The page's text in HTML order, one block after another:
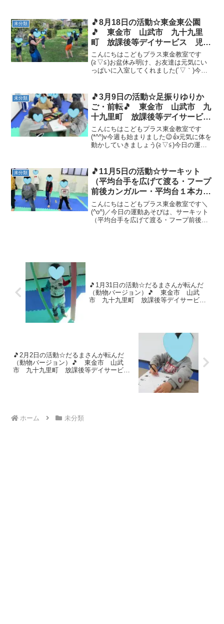
が、お友達と会うと、ブロックなどで仲
良く遊べていました...
未分類
🎵8月18日の活動☆東金東公園
🎵 東金市 山武市 九十九里
町 放課後等デイサービス 児童
発達支援 運動療育 教室見学
こんにちはこどもプラス東金教室です
(≧▽≦)お盆休み明け、お友達は元気にい
っぱいに入室してくれました(´▽｀)今日
びを楽しみました✨✨また、やりましょう
ね(⋈◍...
未分類
🎵3月9日の活動☆足振りゆりか
ご・前転🎵 東金市 山武市 九
十九里町 放課後等デイサービ
ス 児童発達支援 運動療育 教
室見学
こんにちはこどもプラス東金教室です
(*^^)v今週も始まりました😉👍元気に体を
動かしていきましょう(≧▽≦)今日の運動
起き上がります！難しいお友達は、スタ
ッフの補助で起...
未分類
🎵11月5日の活動☆サーキット
（平均台手を広げて渡る・フープ
前後カンガルー・平均台１本カニ
歩き）🎵 東金市 山武市 九十
九里町 放課後等デイサービス
児童発達支援 運動療育 教室見
こんにちはこどもプラス東金教室です＼
(^o^)／今日の運動あそびは、サーキット
（平均台手を広げて渡る・フープ前後カ
🎵1月31日の活動☆だるまさんが転んだ
（動物バージョン）🎵 東金市 山武
市 九十九里町 放課後等デイサービ
🎵2月2日の活動☆だるまさんが転んだ
（動物バージョン）🎵 東金市 山武
市 九十九里町 放課後等デイサービ
ホーム 未分類